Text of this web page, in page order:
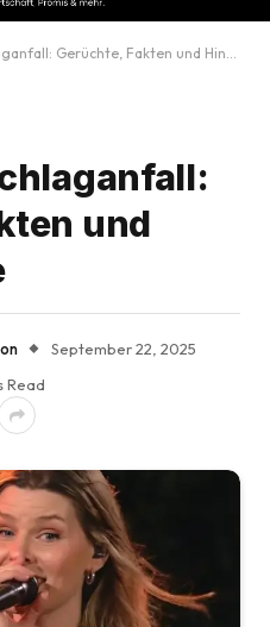
Gerüchte, Fakten und Hintergründe
und
September 22, 2025
Read